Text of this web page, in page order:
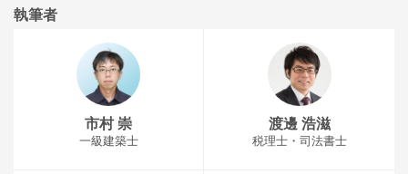
執筆者
市村 崇
一級建築士
渡邊 浩滋
税理士・司法書士